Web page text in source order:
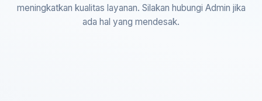
meningkatkan kualitas layanan. Silakan hubungi Admin jika
ada hal yang mendesak.